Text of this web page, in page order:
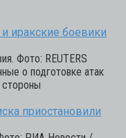
иракские боевики
Фото: REUTERS
о подготовке атак
приостановили